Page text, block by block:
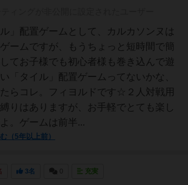
ル」配置ゲームとして、カルカソンヌは
ームですが、もうちょっと短時間で簡
てお子様でも初心者様も巻き込んで遊
「タイル」配置ゲームってないかな、
らコレ。フィヨルドです☆２人対戦用
りはありますが、お手軽でとても楽し
。ゲームは前半...
（5年以上前）
3名 充実